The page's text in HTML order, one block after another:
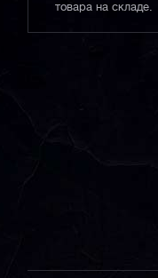
товара на складе.